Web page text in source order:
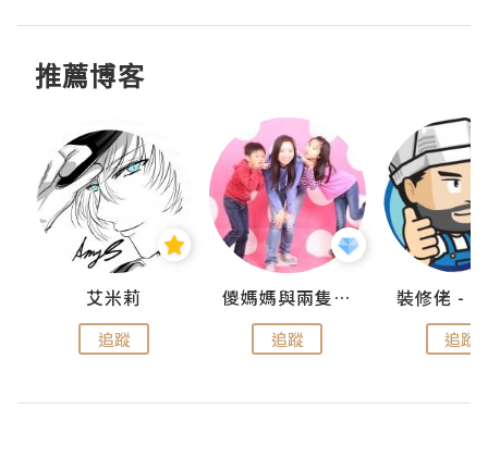
推薦博客
艾米莉
追蹤
儍媽媽與兩隻小魔怪之家
追蹤 追蹤